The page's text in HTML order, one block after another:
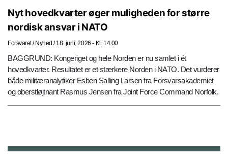
Nyt hovedkvarter øger muligheden for større
nordisk ansvar i NATO
Forsvaret/ Nyhed / 18. juni, 2026 - Kl. 14.00
BAGGRUND: Kongeriget og hele Norden er nu samlet i ét
hovedkvarter. Resultatet er et stærkere Norden i NATO. Det vurderer
både militæranalytiker Esben Salling Larsen fra Forsvarsakademiet
og oberstløjtnant Rasmus Jensen fra Joint Force Command Norfolk.